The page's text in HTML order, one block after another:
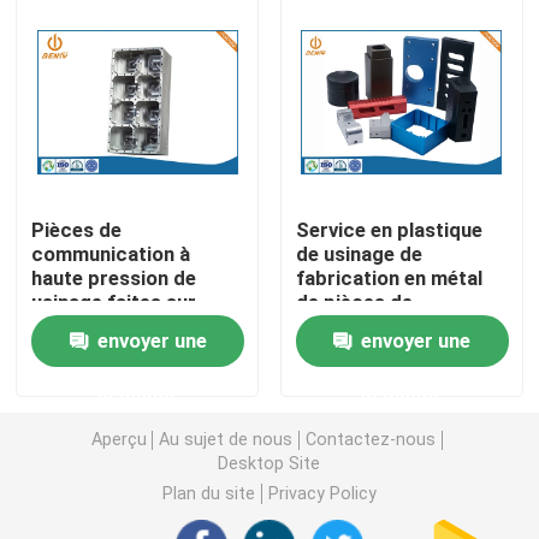
Pièces de rotation de commande numérique par
Pièces de fraisage de commande numérique par
Pièces en plastique faites sur commande d'injection
Moulages par injection en plastique
la lingotière de moulage mécanique sous pression
Les pièces d'auto de moulage mécanique sous
Pièces de
communication à
haute pression de
usinage faites sur
commande de
services de
commande numérique
envoyer une
Service en plastique
de usinage de
fabrication en métal
de pièces de
commande numérique
par ordinateur de la
précision ISO9001
envoyer une
Aperçu Au sujet de nous
Contactez-nous
Desktop Site
Plan du site
Privacy Policy